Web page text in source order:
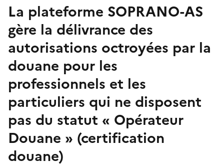
La plateforme SOPRANO-AS
gère la délivrance des
autorisations octroyées par la
douane pour les
professionnels et les
particuliers qui ne disposent
pas du statut « Opérateur
Douane » (certification
douane)